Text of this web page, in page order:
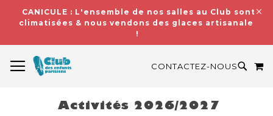
CANICULE : L'ensemble de nos salles au Club sont
climatisées & nous vendons des glaces artisanales
!
CONTACTEZ-NOUS
Activités 2026/2027